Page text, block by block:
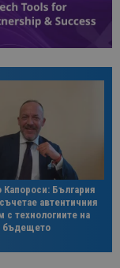
България
автентичния
с технологиите на
бъдещето